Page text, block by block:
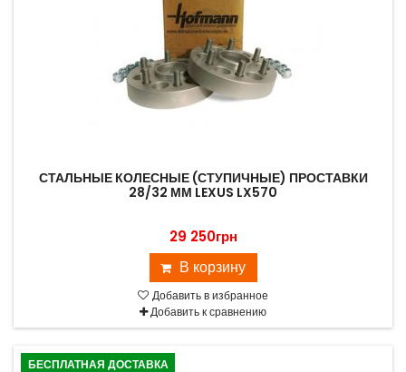
СТАЛЬНЫЕ КОЛЕСНЫЕ (СТУПИЧНЫЕ) ПРОСТАВКИ
28/32 ММ LEXUS LX570
29 250грн
В корзину
Добавить в избранное
Добавить к сравнению
БЕСПЛАТНАЯ ДОСТАВКА